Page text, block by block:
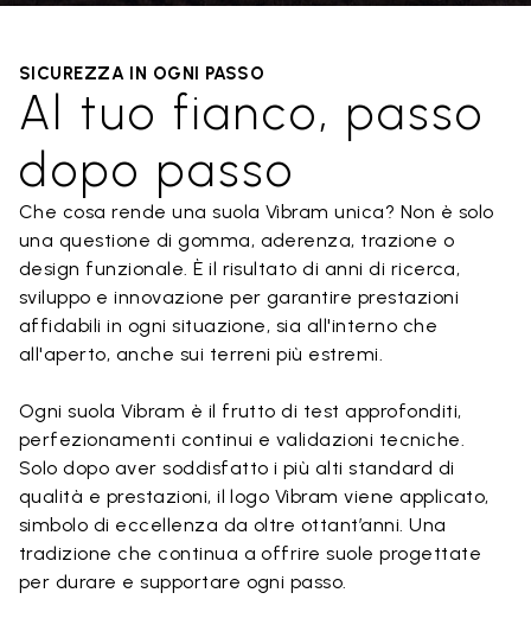
SICUREZZA IN OGNI PASSO
Al tuo fianco, passo
dopo passo
Che cosa rende una suola Vibram unica? Non è solo
una questione di gomma, aderenza, trazione o
design funzionale. È il risultato di anni di ricerca,
sviluppo e innovazione per garantire prestazioni
affidabili in ogni situazione, sia all'interno che
all'aperto, anche sui terreni più estremi.
Ogni suola Vibram è il frutto di test approfonditi,
perfezionamenti continui e validazioni tecniche.
Solo dopo aver soddisfatto i più alti standard di
qualità e prestazioni, il logo Vibram viene applicato,
simbolo di eccellenza da oltre ottant’anni. Una
tradizione che continua a offrire suole progettate
per durare e supportare ogni passo.